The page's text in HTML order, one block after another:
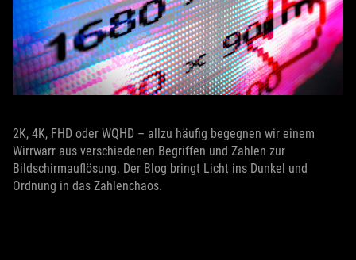
2K, 4K, FHD oder WQHD – allzu häufig begegnen wir einem
Wirrwarr aus verschiedenen Begriffen und Zahlen zur
Bildschirmauflösung. Der Blog bringt Licht ins Dunkel und
Ordnung in das Zahlenchaos.